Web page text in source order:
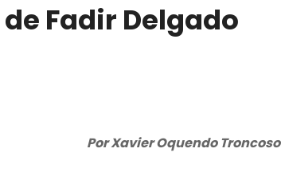
Fadir Delgado
Por Xavier Oquendo Troncoso